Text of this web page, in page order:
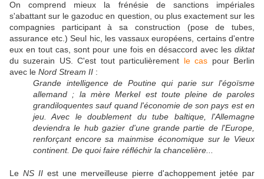
On comprend mieux la frénésie de sanctions impériales
s'abattant sur le gazoduc en question, ou plus exactement sur les
compagnies participant à sa construction (pose de tubes,
assurance etc.) Seul hic, les vassaux européens, certains d'entre
eux en tout cas, sont pour une fois en désaccord avec les diktat
du suzerain US. C'est tout particulièrement le cas pour Berlin
avec le Nord Stream II :
Grande intelligence de Poutine qui parie sur l'égoïsme
allemand ; la mère Merkel est toute pleine de paroles
grandiloquentes sauf quand l'économie de son pays est en
jeu. Avec le doublement du tube baltique, l'Allemagne
deviendra le hub gazier d'une grande partie de l'Europe,
renforçant encore sa mainmise économique sur le Vieux
continent. De quoi faire réfléchir la chancelière...
Le NS II est une merveilleuse pierre d'achoppement jetée par